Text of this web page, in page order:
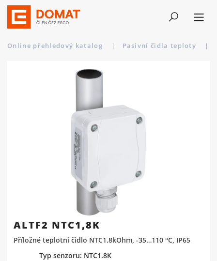
Online přehledový katalog | Pasivní čidla teploty |
ALTF2 NTC1,8K
Příložné teplotní čidlo NTC1.8kOhm, -35…110 °C, IP65
Typ senzoru: NTC1.8K